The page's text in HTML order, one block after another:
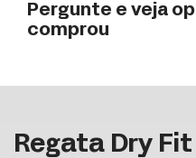
Pergunte e veja
comprou
Regata Dry